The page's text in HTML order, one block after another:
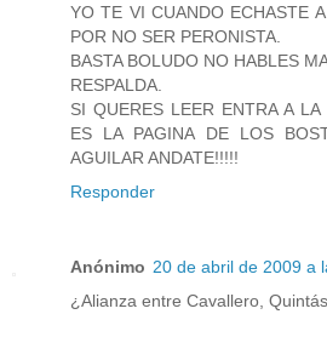
YO TE VI CUANDO ECHASTE
POR NO SER PERONISTA.
BASTA BOLUDO NO HABLES
RESPALDA.
SI QUERES LEER ENTRA A
ES LA PAGINA DE LOS
AGUILAR ANDATE!!!!!
Responder
Anónimo 20 de abril de 2009 a
¿Alianza entre Cavallero,